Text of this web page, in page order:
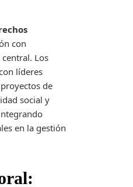
con
Los
líderes
de
social y
en la gestión